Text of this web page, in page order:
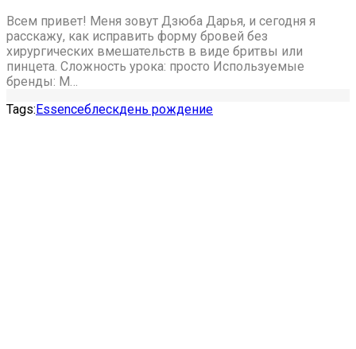
Всем привет! Меня зовут Дзюба Дарья, и сегодня я
расскажу, как исправить форму бровей без
хирургических вмешательств в виде бритвы или
пинцета. Сложность урока: просто Используемые
бренды: M…
Tags:Essenceблескдень рождение